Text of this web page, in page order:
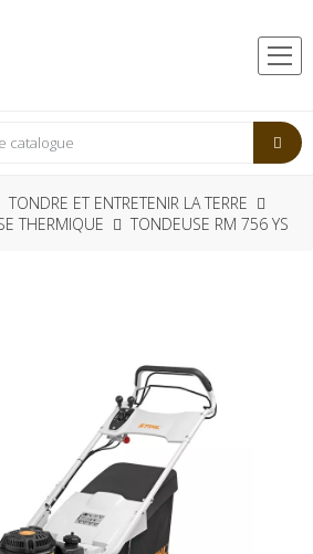
TONDRE ET ENTRETENIR LA TERRE
THERMIQUE TONDEUSE RM 756 YS